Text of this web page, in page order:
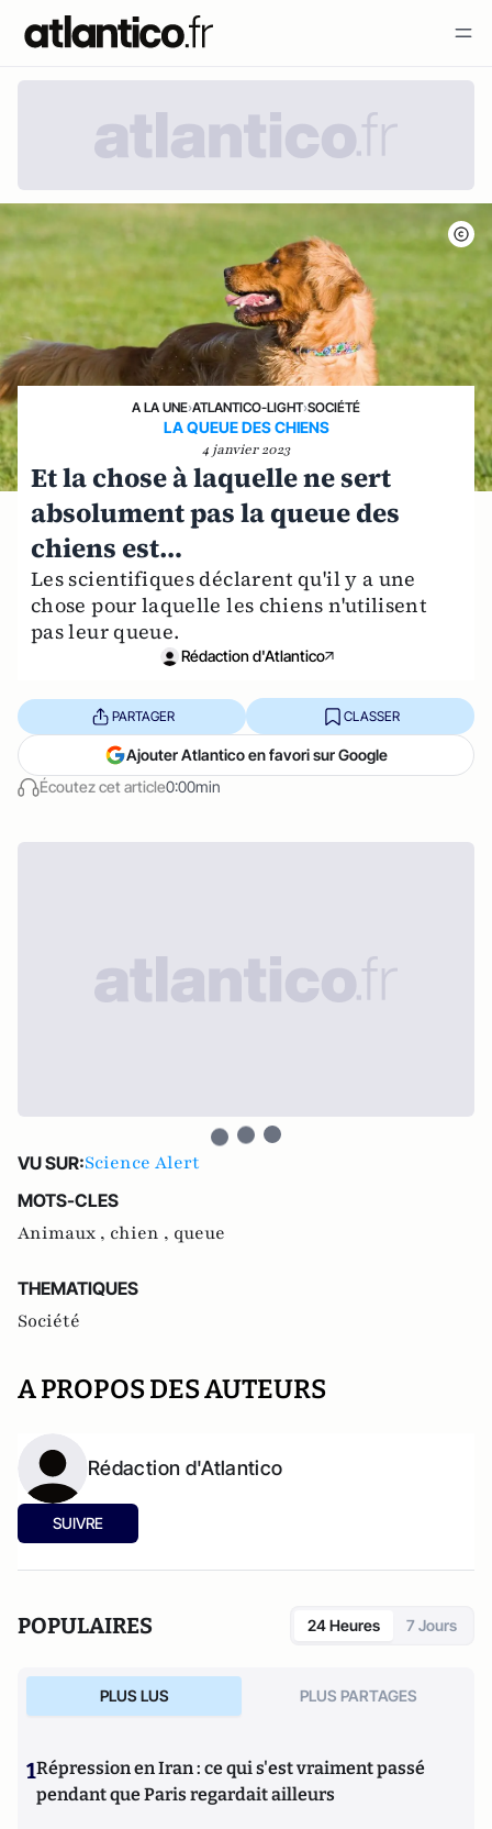
A LA UNE›ATLANTICO-LIGHT›SOCIÉTÉ
LA QUEUE DES CHIENS
4 janvier 2023
Et la chose à laquelle ne sert
absolument pas la queue des
chiens est…
Les scientifiques déclarent qu'il y a une
chose pour laquelle les chiens n'utilisent
pas leur queue.
Rédaction d'Atlantico
Écoutez cet article0:00min
PARTAGER CLASSER
Ajouter Atlantico en favori sur Google
VU SUR:Science Alert
MOTS-CLES
Animaux , chien , queue
THEMATIQUES
Société
A PROPOS DES AUTEURS
Rédaction d'Atlantico
SUIVRE
POPULAIRES 24 Heures 7 Jours
PLUS LUS PLUS PARTAGES
1Répression en Iran : ce qui s'est vraiment passé
pendant que Paris regardait ailleurs